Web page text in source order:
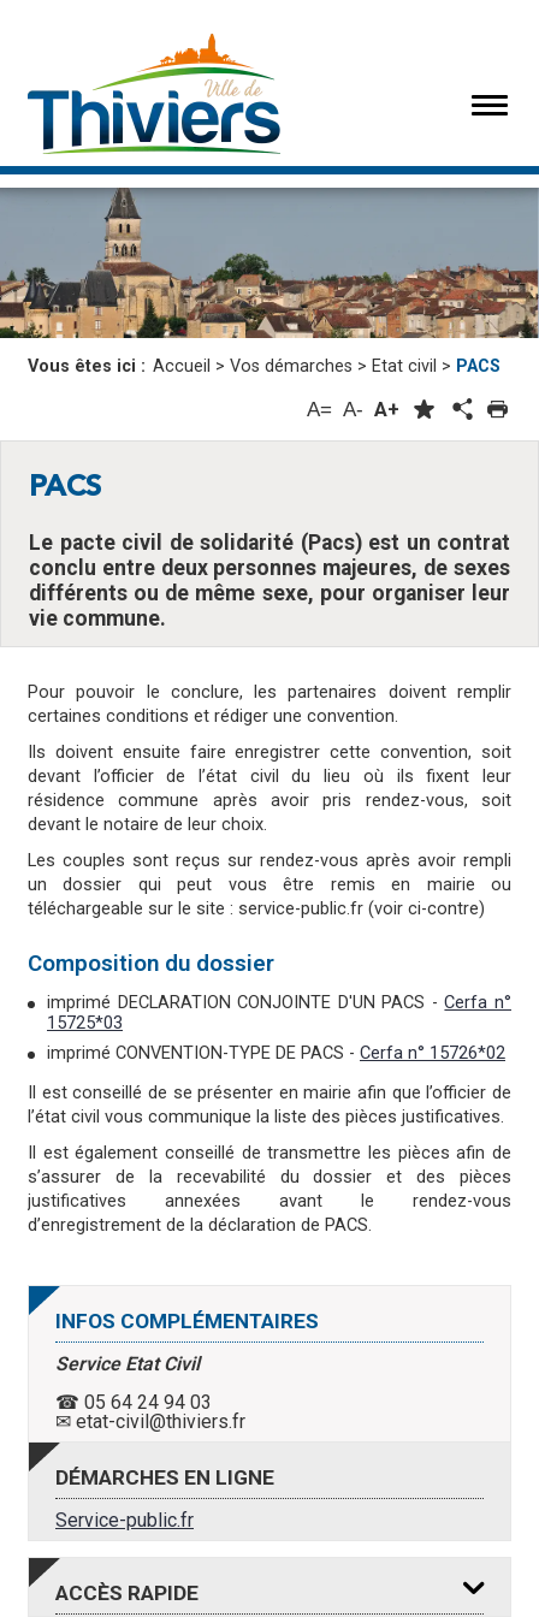
Vous êtes ici : Accueil > Vos démarches > Etat civil > PACS
A= A- A+
PACS
Le pacte civil de solidarité (Pacs) est un contrat
conclu entre deux personnes majeures, de sexes
différents ou de même sexe, pour organiser leur
vie commune.
Pour pouvoir le conclure, les partenaires doivent remplir
certaines conditions et rédiger une convention.
Ils doivent ensuite faire enregistrer cette convention, soit
devant l’officier de l’état civil du lieu où ils fixent leur
résidence commune après avoir pris rendez-vous, soit
devant le notaire de leur choix.
Les couples sont reçus sur rendez-vous après avoir rempli
un dossier qui peut vous être remis en mairie ou
téléchargeable sur le site : service-public.fr (voir ci-contre)
Composition du dossier
imprimé DECLARATION CONJOINTE D'UN PACS -Cerfa n°
15725*03
imprimé CONVENTION-TYPE DE PACS - Cerfa n° 15726*02
Il est conseillé de se présenter en mairie afin que l’officier de
l’état civil vous communique la liste des pièces justificatives.
Il est également conseillé de transmettre les pièces afin de
s’assurer de la recevabilité du dossier et des pièces
justificatives annexées avant le rendez-vous
d’enregistrement de la déclaration de PACS.
INFOS COMPLÉMENTAIRES
Service Etat Civil
☎ 05 64 24 94 03
✉ etat-civil@thiviers.fr
DÉMARCHES EN LIGNE
Service-public.fr
ACCÈS RAPIDE